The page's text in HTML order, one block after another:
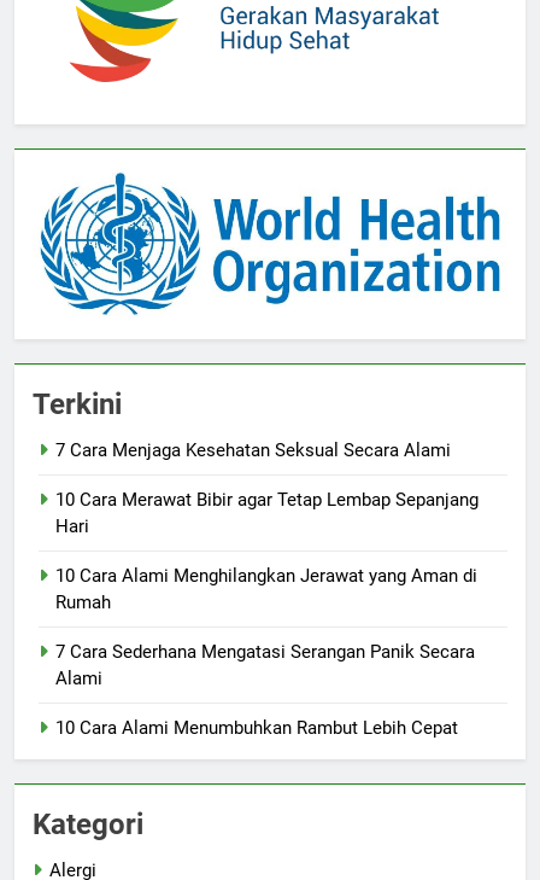
Terkini
7 Cara Menjaga Kesehatan Seksual Secara Alami
10 Cara Merawat Bibir agar Tetap Lembap Sepanjang
Hari
10 Cara Alami Menghilangkan Jerawat yang Aman di
Rumah
7 Cara Sederhana Mengatasi Serangan Panik Secara
Alami
10 Cara Alami Menumbuhkan Rambut Lebih Cepat
Kategori
Alergi